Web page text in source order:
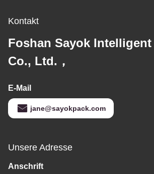
Kontakt
Foshan Sayok
Co., Ltd.，
E-Mail
jane@sayokpack.com
Unsere Adresse
Anschrift